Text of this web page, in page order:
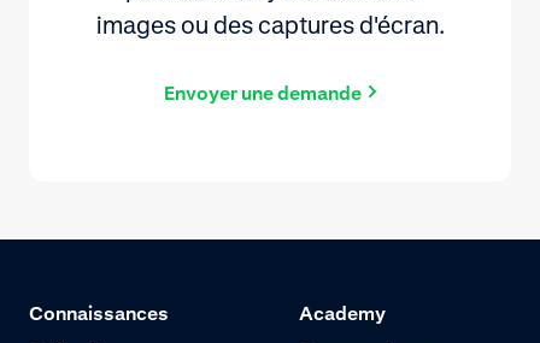
images ou des captures d'écran.
Envoyer une demande
Connaissances
Academy